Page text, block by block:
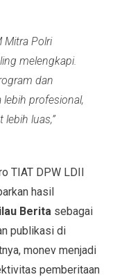
Mitra Polri
melengkapi.
dan
profesional,
luas,”
TIAT DPW LDII
hasil
Berita sebagai
publikasi di
monev menjadi
pemberitaan